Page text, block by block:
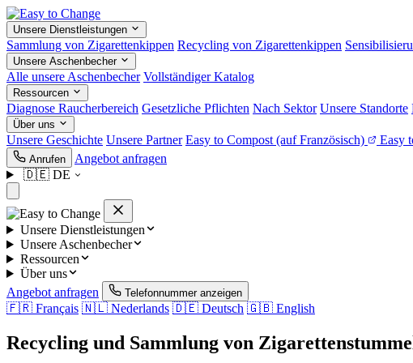
Unsere Dienstleistungen
Sammlung von Zigarettenkippen Recycling von Zigarettenkippen
Unsere Aschenbecher
Alle unsere Aschenbecher Vollständiger Katalog
Ressourcen
Diagnose Raucherbereich Gesetzliche Pflichten Nach Sektor Unsere Standorte
Über uns
Unsere Geschichte Unsere Partner Easy to Compost (auf Französisch) Easy
Anrufen
Angebot anfragen
🇩🇪 DE
Unsere Dienstleistungen
Unsere Aschenbecher
Ressourcen
Über uns
Angebot anfragen
Telefonnummer anzeigen
🇫🇷 Français 🇳🇱 Nederlands 🇩🇪 Deutsch 🇬🇧 English
Recycling und Sammlung von